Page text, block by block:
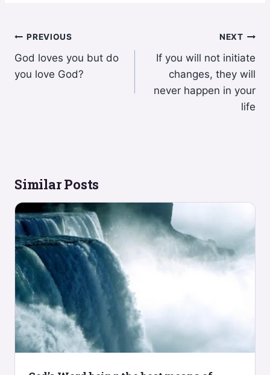
Post
navigation
PREVIOUS
God loves you but do
you love God?
NEXT
If you will not initiate
changes, they will
never happen in your
life
Similar Posts